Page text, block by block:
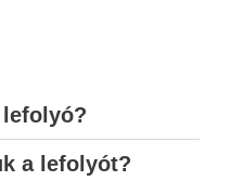
a lefolyót?